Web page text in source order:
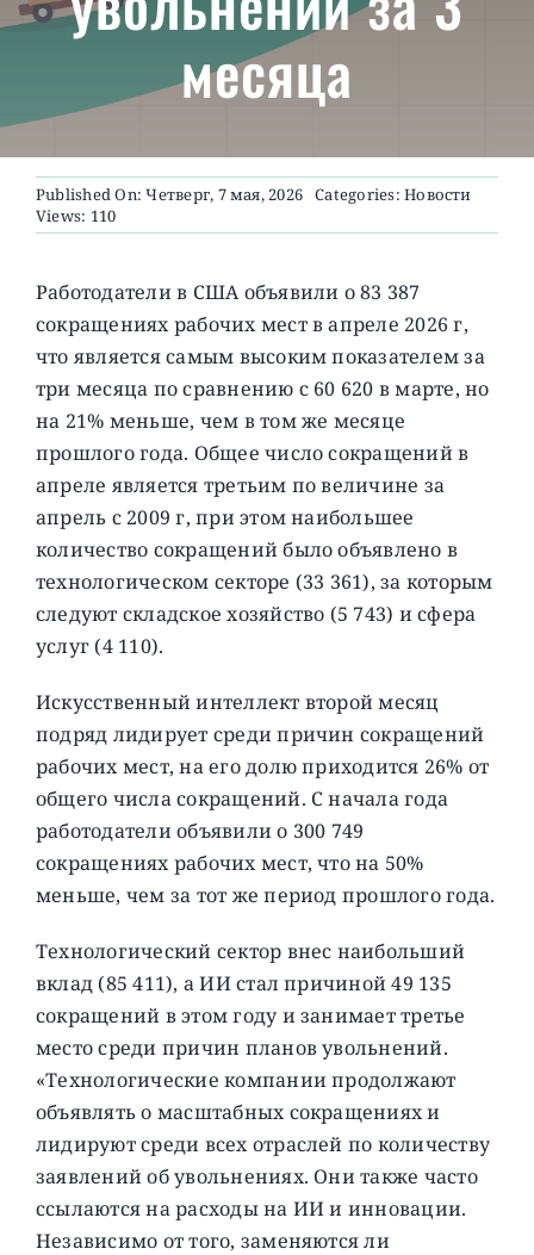
месяца
Published On: Четверг, 7 мая, 2026 Categories:Новости
Views: 110
Работодатели в США объявили о 83 387
сокращениях рабочих мест в апреле 2026 г,
что является самым высоким показателем за
три месяца по сравнению с 60 620 в марте, но
на 21% меньше, чем в том же месяце
прошлого года. Общее число сокращений в
апреле является третьим по величине за
апрель с 2009 г, при этом наибольшее
количество сокращений было объявлено в
технологическом секторе (33 361), за которым
следуют складское хозяйство (5 743) и сфера
услуг (4 110).
Искусственный интеллект второй месяц
подряд лидирует среди причин сокращений
рабочих мест, на его долю приходится 26% от
общего числа сокращений. С начала года
работодатели объявили о 300 749
сокращениях рабочих мест, что на 50%
меньше, чем за тот же период прошлого года.
Технологический сектор внес наибольший
вклад (85 411), а ИИ стал причиной 49 135
сокращений в этом году и занимает третье
место среди причин планов увольнений.
«Технологические компании продолжают
объявлять о масштабных сокращениях и
лидируют среди всех отраслей по количеству
заявлений об увольнениях. Они также часто
ссылаются на расходы на ИИ и инновации.
Независимо от того, заменяются ли